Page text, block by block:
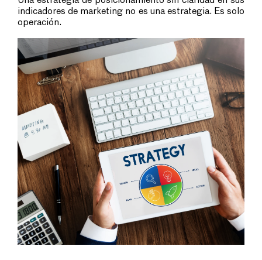
indicadores de marketing no es una estrategia. Es solo
operación.